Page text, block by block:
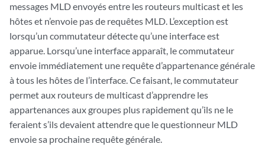
messages MLD envoyés entre les routeurs multicast et les
hôtes et n’envoie pas de requêtes MLD. L’exception est
lorsqu’un commutateur détecte qu’une interface est
apparue. Lorsqu’une interface apparaît, le commutateur
envoie immédiatement une requête d’appartenance générale
à tous les hôtes de l’interface. Ce faisant, le commutateur
permet aux routeurs de multicast d’apprendre les
appartenances aux groupes plus rapidement qu’ils ne le
feraient s’ils devaient attendre que le questionneur MLD
envoie sa prochaine requête générale.